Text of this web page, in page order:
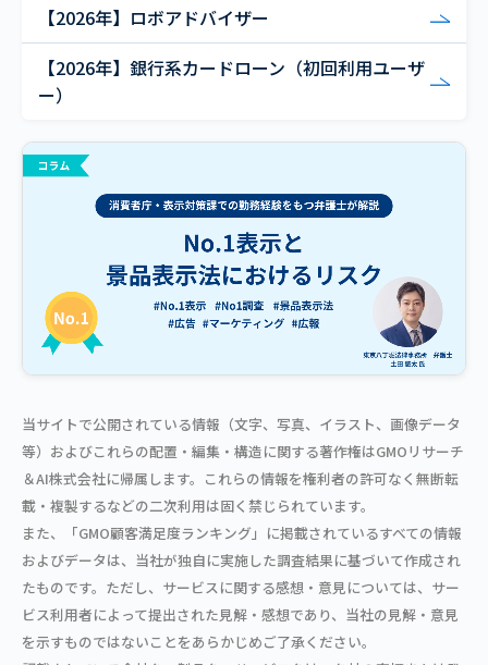
【2026年】ロボアドバイザー
【2026年】銀行系カードローン（初回利用ユーザ
ー）
当サイトで公開されている情報（文字、写真、イラスト、画像データ
等）およびこれらの配置・編集・構造に関する著作権はGMOリサーチ
＆AI株式会社に帰属します。これらの情報を権利者の許可なく無断転
載・複製するなどの二次利用は固く禁じられています。
また、「GMO顧客満足度ランキング」に掲載されているすべての情報
およびデータは、当社が独自に実施した調査結果に基づいて作成され
たものです。ただし、サービスに関する感想・意見については、サー
ビス利用者によって提出された見解・感想であり、当社の見解・意見
を示すものではないことをあらかじめご了承ください。